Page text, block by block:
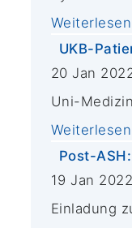
UKB-
20 Jan
Uni-
Post-
19 Jan
Einladung